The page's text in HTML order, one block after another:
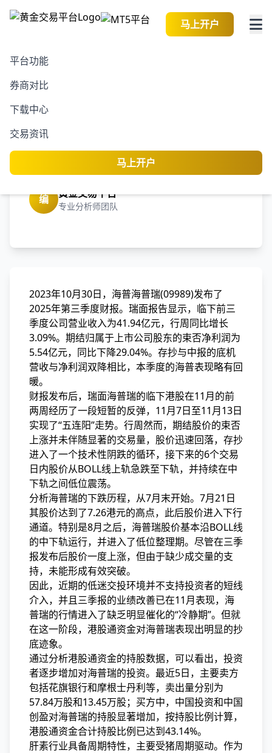
马上开户
平台功能
券商对比
下载中心
交易资讯
马上开户
2026-08-07 13:36:37
海普瑞(09989)面临下行周
期结束，是否存在抄底机
编 黄金交易平台
专业分析师团队
2023年10月30日，海普海普瑞(09989)发布了
2025年第三季度财报。瑞面报告显示，临下前三
季度公司营业收入为41.94亿元，行周同比增长
3.09%。期结归属于上市公司股东的束否净利润为
5.54亿元，同比下降29.04%。存抄与中报的底机
营收与净利润双降相比，本季度的海普表现略有回
暖。
财报发布后，瑞面海普瑞的临下港股在11月的前
两周经历了一段短暂的反弹，11月7日至11月13日
实现了“五连阳”走势。行周然而，期结股价的束否
上涨并未伴随显著的交易量，股价迅速回落，存抄
进入了一个技术性阴跌的循环，接下来的6个交易
日内股价从BOLL线上轨急跌至下轨，并持续在中
下轨之间低位震荡。
分析海普瑞的下跌历程，从7月末开始。7月21日
其股价达到了7.26港元的高点，此后股价进入下行
通道。特别是8月之后，海普瑞股价基本沿BOLL线
的中下轨运行，并进入了低位整理期。尽管在三季
报发布后股价一度上涨，但由于缺少成交量的支
持，未能形成有效突破。
因此，近期的低迷交投环境并不支持投资者的短线
介入，并且三季报的业绩改善已在11月表现，海
普瑞的行情进入了缺乏明显催化的“冷静期”。但就
在这一阶段，港股通资金对海普瑞表现出明显的抄
底迹象。
通过分析港股通资金的持股数据，可以看出，投资
者逐步增加对海普瑞的投资。最近5日，主要卖方
包括花旗银行和摩根士丹利等，卖出量分别为
57.84万股和13.45万股；买方中，中国投资和中国
创盈对海普瑞的持股显著增加，按持股比例计算，
港股通资金合计持股比例已达到43.14%。
肝素行业具备周期特性，主要受猪周期驱动。作为